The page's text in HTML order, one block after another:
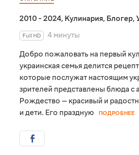
2010 - 2024, Кулинария, Блогер,
Full HD
4 минуты
Добро пожаловать на первый
украинская семья делится
которые послужат настоящим
зрителей представлены блюда с
Рождество — красивый и
и дети. Его праздную
ПОДРОБНЕЕ